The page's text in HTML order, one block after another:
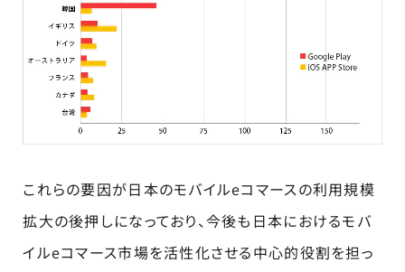
これらの要因が日本のモバイルeコマースの利用規模
拡大の後押しになっており、今後も日本におけるモバ
イルeコマース市場を活性化させる中心的役割を担っ